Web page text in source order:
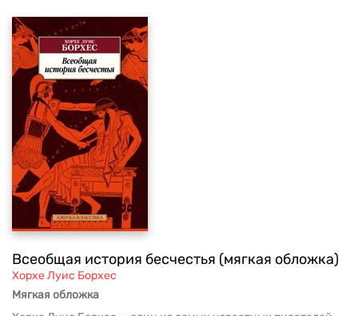
Всеобщая история бесчестья (мягкая обложка)
Хорхе Луис Борхес
Мягкая обложка